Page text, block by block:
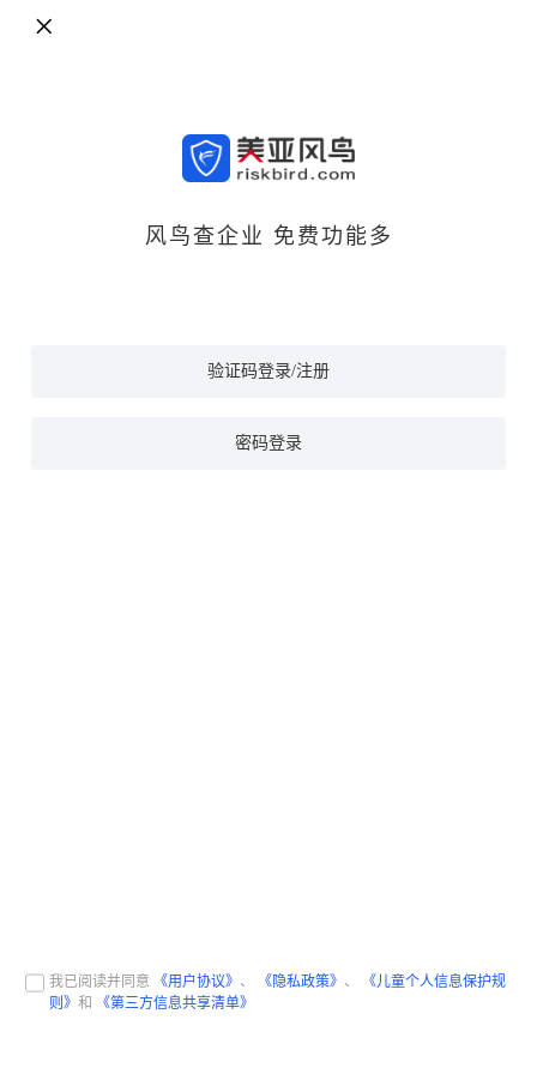
风鸟查企业 免费功能多
验证码登录/注册
密码登录
我已阅读并同意 《用户协议》 、 《隐私政策》 、
《儿童个人信息保护规
则》和 《第三方信息共享清单》